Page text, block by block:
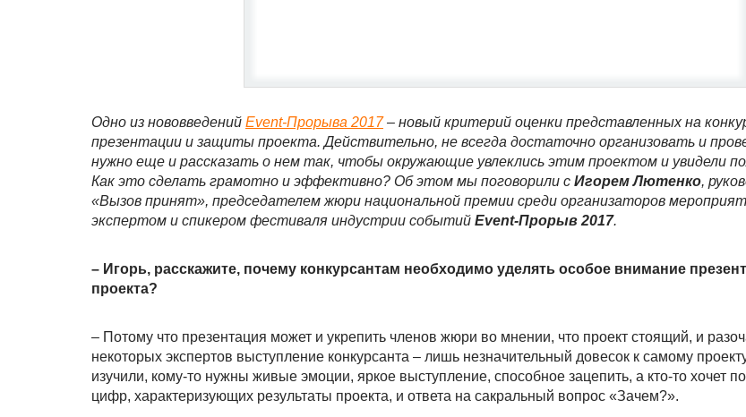
Одно из нововведений Event-Прорыва 2017– новый критерий оценки представленных на
презентации и защиты проекта. Действительно, не всегда достаточно организовать и
нужно еще и рассказать о нем так, чтобы окружающие увлеклись этим проектом и увидели
Как это сделать грамотно и эффективно? Об этом мы поговорили с Игорем Лютенко,
«Вызов принят», председателем жюри национальной премии среди организаторов
экспертом и спикером фестиваля индустрии событий Event-Прорыв 2017.
– Игорь, расскажите, почему конкурсантам необходимо уделять особое внимание
проекта?
– Потому что презентация может и укрепить членов жюри во мнении, что проект стоящий, и
некоторых экспертов выступление конкурсанта – лишь незначительный довесок к самому
изучили, кому-то нужны живые эмоции, яркое выступление, способное зацепить, а кто-то хочет
цифр, характеризующих результаты проекта, и ответа на сакральный вопрос «Зачем?».